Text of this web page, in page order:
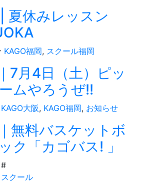
夏休みレッスン
KAGO福岡, スクール福岡
7月4日（土）ピッ
ムやろうぜ!!
KAGO大阪, KAGO福岡, お知らせ
無料バスケットボ
ク「カゴバス! 」
#
スクール